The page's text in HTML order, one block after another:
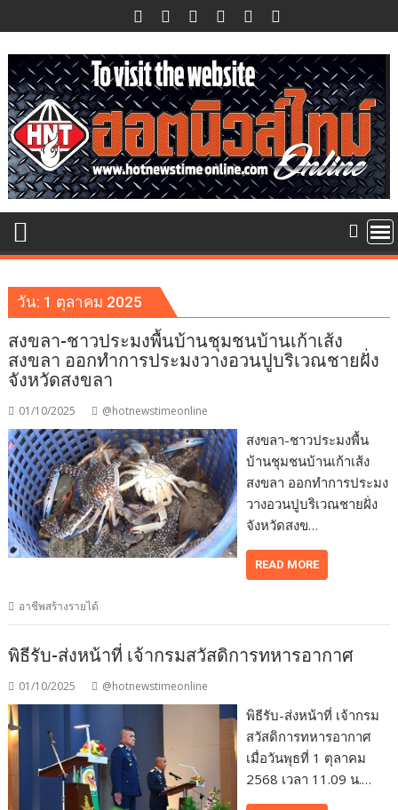
to
content
วัน: 1 ตุลาคม 2025
สงขลา-ชาวประมงพื้นบ้านชุมชนบ้านเก้าเส้ง
สงขลา ออกทำการประมงวางอวนปูบริเวณชายฝั่ง
จังหวัดสงขลา
01/10/2025 @hotnewstimeonline
สงขลา-ชาวประมงพื้น
บ้านชุมชนบ้านเก้าเส้ง
สงขลา ออกทำการประมง
วางอวนปูบริเวณชายฝั่ง
จังหวัดสงข…
READ MORE
อาชีพสร้างรายได้
พิธีรับ-ส่งหน้าที่ เจ้ากรมสวัสดิการทหารอากาศ
01/10/2025 @hotnewstimeonline
พิธีรับ-ส่งหน้าที่ เจ้ากรม
สวัสดิการทหารอากาศ
เมื่อวันพุธที่ 1 ตุลาคม
2568 เวลา 11.09 น.…